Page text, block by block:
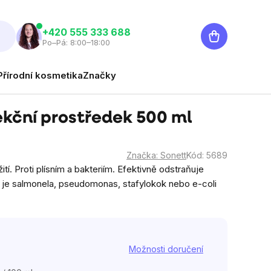
‭+420 555 333 688
Po–Pá: 8:00–18:00
Nákupní
košík
kosmetikaZnačky
prostředek 500 ml
Značka: SonettKód: 5689
Proti plísním a bakteriím. Efektivně odstraňuje
salmonela, pseudomonas, stafylokok nebo e-coli
Možnosti doručení